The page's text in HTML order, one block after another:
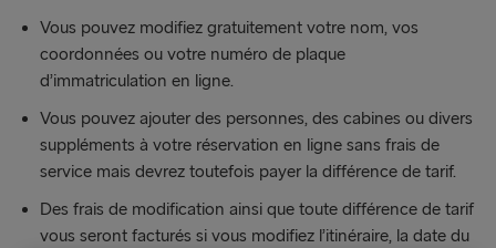
Vous pouvez modifiez gratuitement votre nom, vos
coordonnées ou votre numéro de plaque
d’immatriculation en ligne.
Vous pouvez ajouter des personnes, des cabines ou divers
suppléments à votre réservation en ligne sans frais de
service mais devrez toutefois payer la différence de tarif.
Des frais de modification ainsi que toute différence de tarif
vous seront facturés si vous modifiez l’itinéraire, la date du